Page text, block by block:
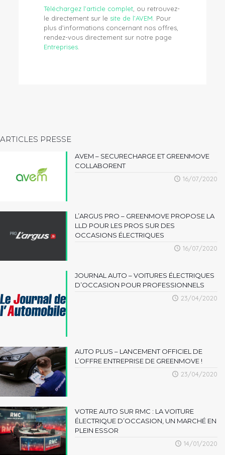
Téléchargez l’article complet, ou retrouvez-
le directement sur le site de l’AVEM . Pour
plus d’informations concernant nos offres,
rendez-vous directement sur notre page
Entreprises.
ARTICLES PRESSE
AVEM – SECURECHARGE ET GREENMOVE
COLLABORENT
16/07/2020
L’ARGUS PRO – GREENMOVE PROPOSE LA
LLD POUR LES PROS SUR DES
OCCASIONS ÉLECTRIQUES
16/07/2020
JOURNAL AUTO – VOITURES ÉLECTRIQUES
D’OCCASION POUR PROFESSIONNELS
23/04/2020
AUTO PLUS – LANCEMENT OFFICIEL DE
L’OFFRE ENTREPRISE DE GREENMOVE !
23/04/2020
VOTRE AUTO SUR RMC : LA VOITURE
ÉLECTRIQUE D’OCCASION, UN MARCHÉ EN
PLEIN ESSOR
14/01/2020